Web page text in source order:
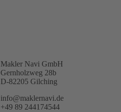
Makler Navi GmbH
Gernholzweg 28b
D-82205 Gilching
info@maklernavi.de
+49 89 244174544